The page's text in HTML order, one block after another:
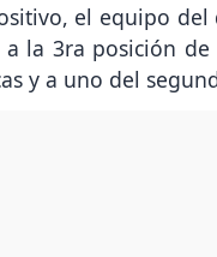
el equipo
la 3ra posición
y a uno del